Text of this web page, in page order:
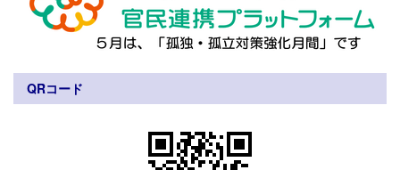
QRコード